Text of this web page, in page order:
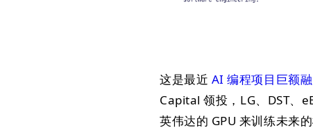
这是最近 AI 编程项目巨额
Capital 领投，LG、DST、
英伟达的 GPU 来训练未来的